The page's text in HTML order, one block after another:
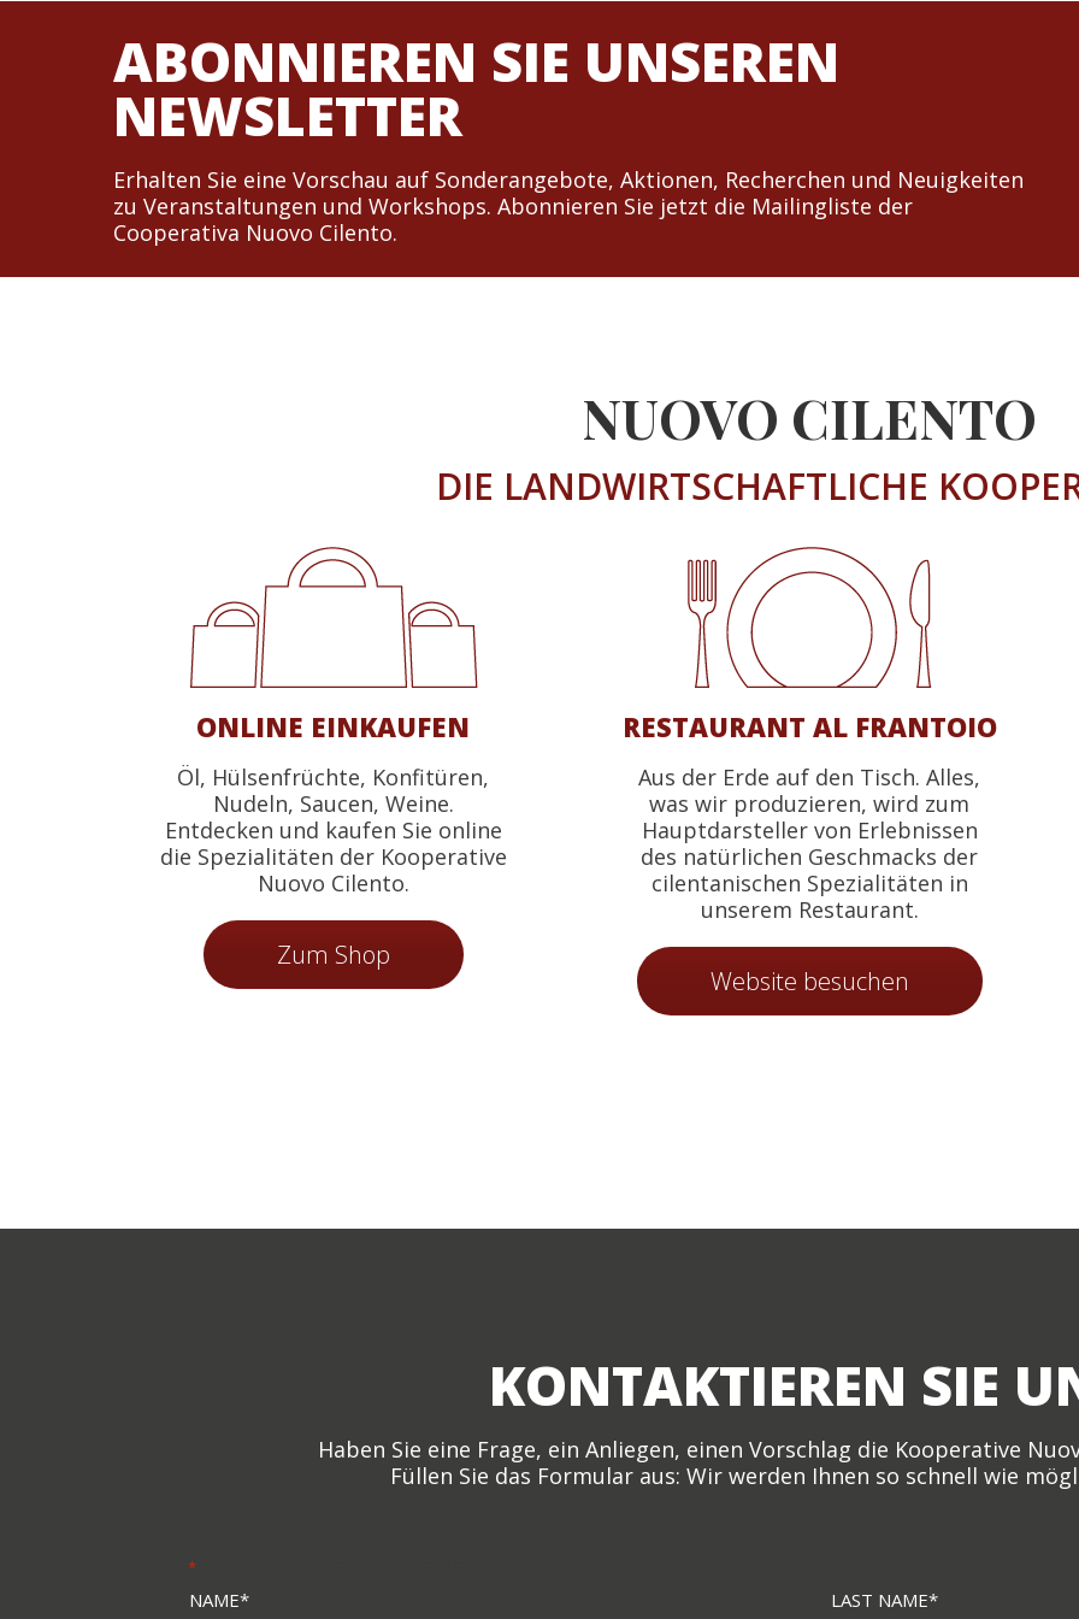
ABONNIEREN SIE UNSEREN
NEWSLETTER
Erhalten Sie eine Vorschau auf Sonderangebote, Aktionen, Recherchen und Neuigkeiten
zu Veranstaltungen und Workshops. Abonnieren Sie jetzt die Mailingliste der
Cooperativa Nuovo Cilento.
NUOVO CILENTO
DIE LANDWIRTSCHAFTLICHE
ONLINE EINKAUFEN
Öl, Hülsenfrüchte, Konfitüren,
Nudeln, Saucen, Weine.
Entdecken und kaufen Sie online
die Spezialitäten der Kooperative
Nuovo Cilento.
Zum Shop
RESTAURANT AL FRANTOIO
Aus der Erde auf den Tisch. Alles,
was wir produzieren, wird zum
Hauptdarsteller von Erlebnissen
des natürlichen Geschmacks der
cilentanischen Spezialitäten in
unserem Restaurant.
Website besuchen
KONTAKTIEREN SIE
Haben Sie eine Frage, ein Anliegen, einen Vorschlag die Kooperative
Füllen Sie das Formular aus: Wir werden Ihnen so schnell wie
„*
Name*
Last